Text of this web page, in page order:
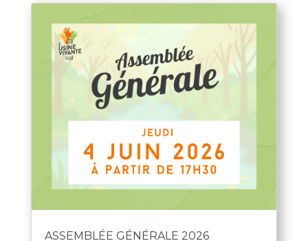
ASSEMBLÉE GÉNÉRALE 2026